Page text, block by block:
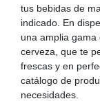
tus bebidas de
indicado. En
una amplia
cerveza, que te
frescas y en
catálogo de
necesidades.